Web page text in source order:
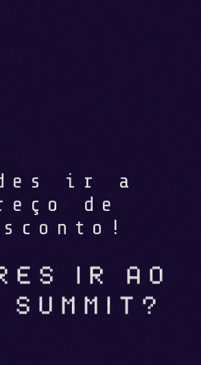
ir a
de
IR AO
SUMMIT?